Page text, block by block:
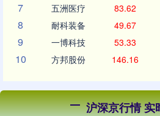
7 五洲医疗 83.62
8 耐科装备 49.67
9 一博科技 53.33
10 方邦股份 146.16
沪深京行情 实